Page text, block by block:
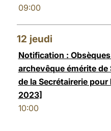
09:00
12 jeudi
Notification :
archevêque émérite
de la Secrétairerie
2023]
10:00